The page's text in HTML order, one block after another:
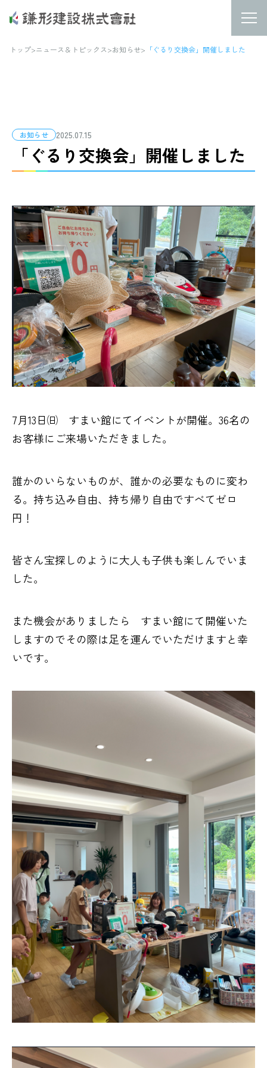
トップ>ニュース＆トピックス>お知らせ> 「ぐるり交換会」開催しました
お知らせ 2025.07.15
「ぐるり交換会」開催しました
7月13日㈰ すまい館にてイベントが開催。36名の
お客様にご来場いただきました。
誰かのいらないものが、誰かの必要なものに変わ
る。持ち込み自由、持ち帰り自由ですべてゼロ
円！
皆さん宝探しのように大人も子供も楽しんでいま
した。
また機会がありましたら すまい館にて開催いた
しますのでその際は足を運んでいただけますと幸
いです。